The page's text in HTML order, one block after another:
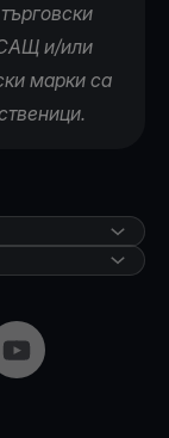
и/или
марки са
YouTube